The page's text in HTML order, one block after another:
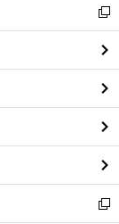
閉
る
新
し
い
ウ
ィ
ン
ド
ウ
で
開
く
新